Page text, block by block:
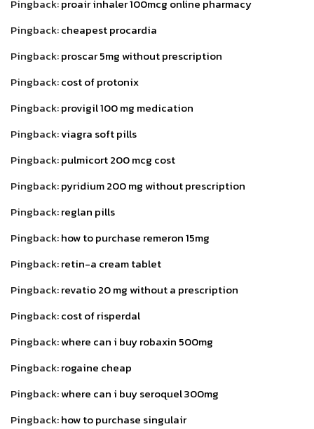
Pingback:proair inhaler 100mcg online pharmacy
Pingback:cheapest procardia
Pingback:proscar 5mg without prescription
Pingback:cost of protonix
Pingback:provigil 100 mg medication
Pingback:viagra soft pills
Pingback:pulmicort 200 mcg cost
Pingback:pyridium 200 mg without prescription
Pingback:reglan pills
Pingback:how to purchase remeron 15mg
Pingback:retin-a cream tablet
Pingback:revatio 20 mg without a prescription
Pingback:cost of risperdal
Pingback:where can i buy robaxin 500mg
Pingback:rogaine cheap
Pingback:where can i buy seroquel 300mg
Pingback:how to purchase singulair